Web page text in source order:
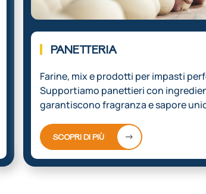
PANETTERIA
Farine, mix e prodotti per impasti
Supportiamo panettieri con
garantiscono fragranza e sapore
SCOPRI DI PIÙ